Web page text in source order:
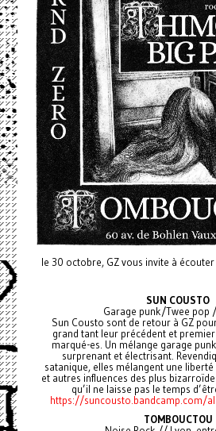
le 30 octobre, GZ vous invite à
SUN COUSTO
Garage punk/Twee pop
Sun Cousto sont de retour à GZ
grand tant leur précédent et
marqué-es. Un mélange garage
surprenant et électrisant.
satanique, elles mélangent une
et autres influences des plus
qu’il ne laisse pas le temps
https://suncousto.bandcamp.com/
TOMBOUCTOU